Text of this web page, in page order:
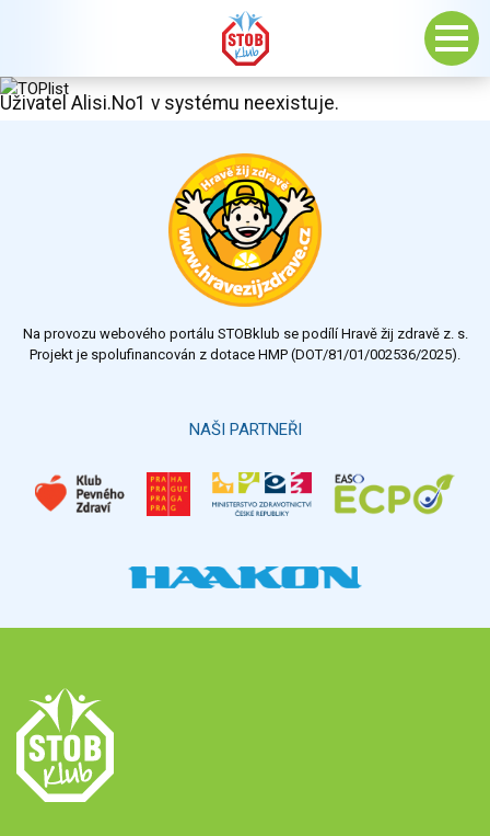
Uživatel Alisi.No1 v systému neexistuje.
Na provozu webového portálu STOBklub se podílí Hravě žij zdravě z. s.
Projekt je spolufinancován z dotace HMP (DOT/81/01/002536/2025).
NAŠI PARTNEŘI